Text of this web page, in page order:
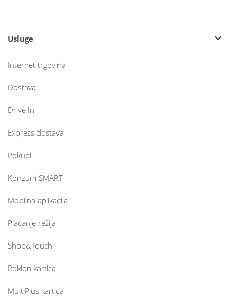
Usluge
Internet trgovina
Dostava
Drive In
Express dostava
Pokupi
Konzum SMART
Mobilna aplikacija
Plaćanje režija
Shop&Touch
Poklon kartica
MultiPlus kartica